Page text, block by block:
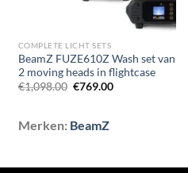
COMPLETE LICHT SETS
BeamZ FUZE610Z Wash set van
2 moving heads in flightcase
€1,098.00 Oorspronkelijke
€769.00Huidige
Merken: BeamZ